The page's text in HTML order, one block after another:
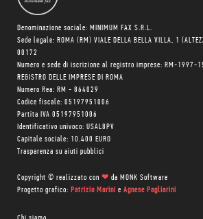
Denominazione sociale: MINIMUM FAX S.R.L.
Sede legale: ROMA (RM) VIALE DELLA BELLA VILLA, 1
00172
Numero e sede di iscrizione al registro imprese: RM-1997-
REGISTRO DELLE IMPRESE DI ROMA
Numero Rea: RM - 864029
Codice fiscale: 05197951006
Partita IVA 05197951006
Identificativo univoco: USAL8PV
Capitale sociale: 10.400 EURO
Trasparenza su aiuti pubblici
Copyright © realizzato con ❤ da MONK Software
Progetto grafico: Patrizio Marini e Agnese Pagliarini